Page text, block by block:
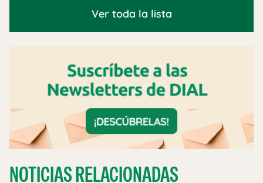
Ver toda la lista
NOTICIAS RELACIONADAS